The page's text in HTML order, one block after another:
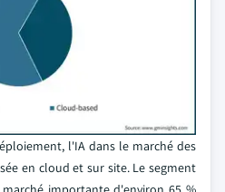
l'IA dans le marché des
en cloud et sur site. Le segment